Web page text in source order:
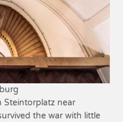
Steintorplatz near
the war with little